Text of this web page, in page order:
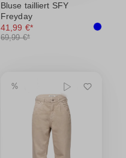
Bluse tailliert SFY
Freyday
41,99 €*
69,99 €*